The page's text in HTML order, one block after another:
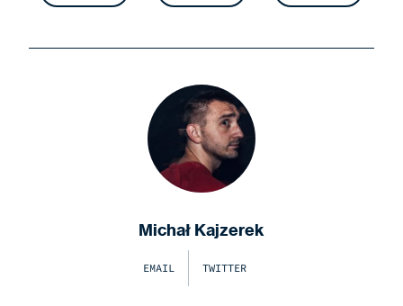
Michał Kajzerek
EMAIL TWITTER